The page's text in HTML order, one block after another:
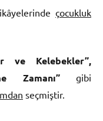
çocukluk
ve Kelebekler”,
Zamanı”gibi
seçmiştir.